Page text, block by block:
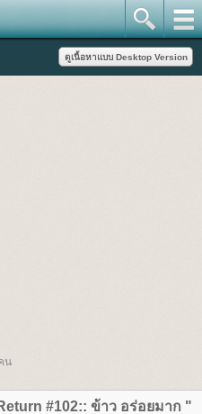
น
#102:: ข้าว อร่อยมาก "